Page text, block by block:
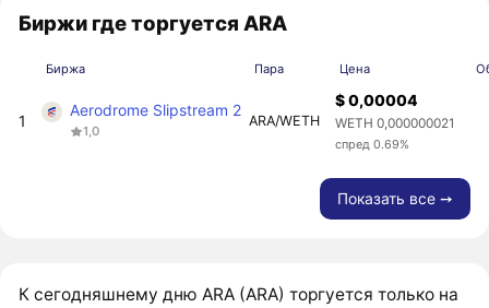
Биржи где торгуется ARA
Биржа Пара Цена
1
Aerodrome Slipstream 2
1,0
ARA/WETH
$ 0,00004
WETH 0,000000021
спред 0.69%
Показать все ➙
К сегодняшнему дню ARA (ARA) торгуется только на